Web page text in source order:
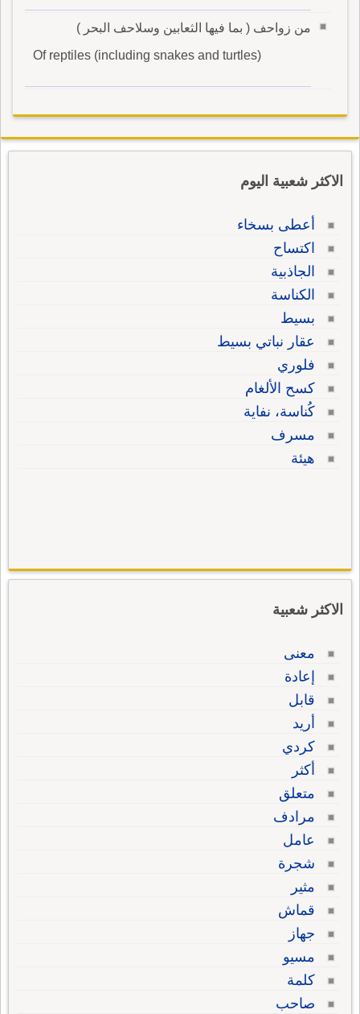
من زواحف ( بما فيها الثعابين وسلاحف البحر )
Of reptiles (including snakes and turtles)
الاكثر شعبية اليوم
أعطى بسخاء
اكتساح
الجاذبية
الكناسة
بسيط
عقار نباتي بسيط
فلوري
كسح الألغام
كُناسة، نفاية
مسرف
هيئة
الاكثر شعبية
معنى
إعادة
قابل
أريد
كردي
أكثر
متعلق
مرادف
عامل
شجرة
مثير
قماش
جهاز
مسيو
كلمة
صاحب